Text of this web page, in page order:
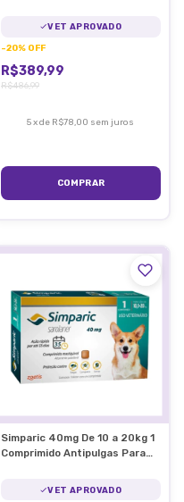
VET APROVADO
-20% OFF
R$389,99
R$486,99
5xde R$78,00 sem juros
Simparic 40mg De 10 a 20kg 1
Comprimido Antipulgas Para
VET APROVADO